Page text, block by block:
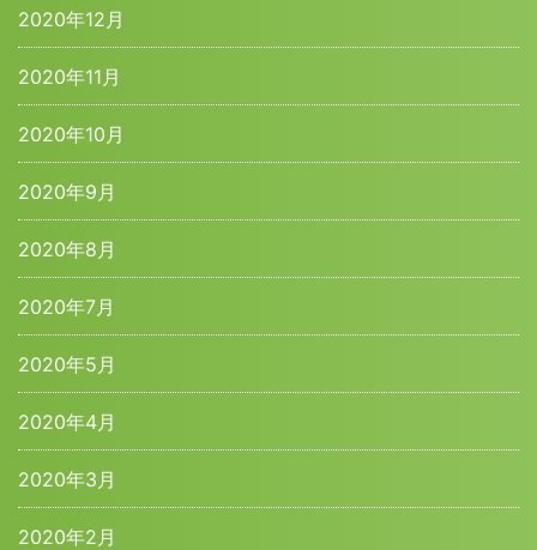
2020年12月
2020年11月
2020年10月
2020年9月
2020年8月
2020年7月
2020年5月
2020年4月
2020年3月
2020年2月